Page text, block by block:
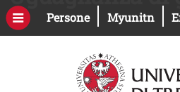
PersoneApri il link in
MyunitnApri